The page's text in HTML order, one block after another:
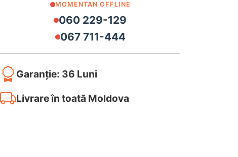
MOMENTAN OFFLINE
060 229-129
067 711-444
Garanție: 36 Luni
Livrare în toată Moldova